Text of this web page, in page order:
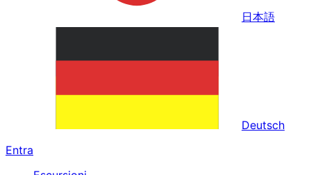
日本語
Deutsch
Entra